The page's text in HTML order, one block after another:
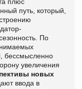
путь, который,
По
бессмысленно
увеличения
новых
ввода в